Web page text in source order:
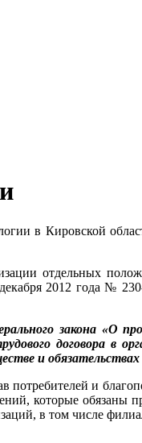
в Кировской
отдельных
2012 года №
закона «О
договора в
и
и
которые обязаны
в том числе